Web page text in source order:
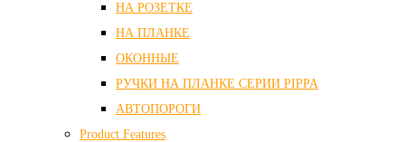
НА РОЗЕТКЕ
НА ПЛАНКЕ
ОКОННЫЕ
РУЧКИ НА ПЛАНКЕ СЕРИИ PIPPA
АВТОПОРОГИ
Product Features